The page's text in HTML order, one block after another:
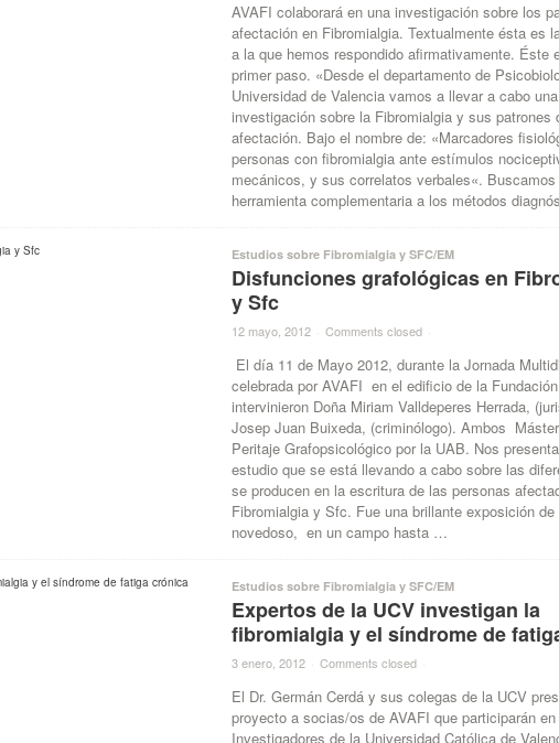
AVAFI colaborará en una investigación sobre los
afectación en Fibromialgia. Textualmente ésta es
a la que hemos respondido afirmativamente. Éste
primer paso. «Desde el departamento de
Universidad de Valencia vamos a llevar a cabo una
investigación sobre la Fibromialgia y sus patrones
afectación. Bajo el nombre de: «Marcadores
personas con fibromialgia ante estímulos
mecánicos, y sus correlatos verbales«. Buscamos
herramienta complementaria a los métodos
Estudios sobre Fibromialgia y SFC/EM
Disfunciones grafológicas en
y Sfc
12 mayo, 2012 · Comments closed ·
El día 11 de Mayo 2012, durante la Jornada
celebrada por AVAFI en el edificio de la
intervinieron Doña Miriam Valldeperes Herrada,
Josep Juan Buixeda, (criminólogo). Ambos
Peritaje Grafopsicológico por la UAB. Nos
estudio que se está llevando a cabo sobre las
se producen en la escritura de las personas
Fibromialgia y Sfc. Fue una brillante exposición
novedoso, en un campo hasta …
Estudios sobre Fibromialgia y SFC/EM
Expertos de la UCV investigan la
fibromialgia y el síndrome de
3 enero, 2012 · Comments closed ·
El Dr. Germán Cerdá y sus colegas de la UCV
proyecto a socias/os de AVAFI que participarán
Investigadores de la Universidad Católica de